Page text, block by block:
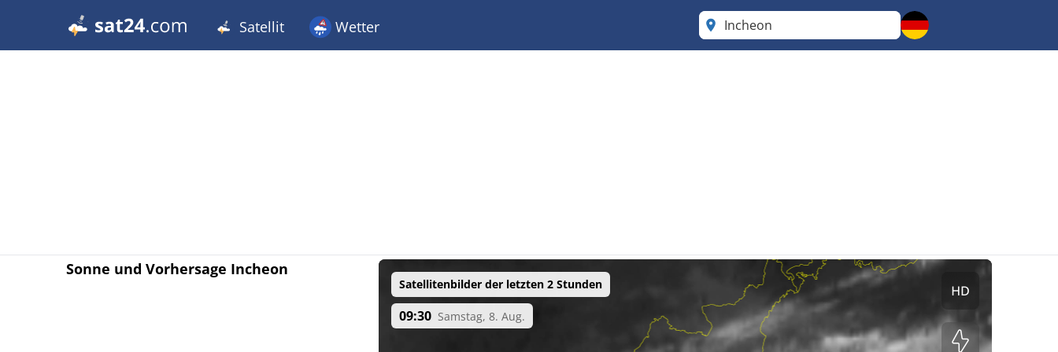
Satellit Wetter Incheon
Sonne und Vorhersage Incheon
Satellitenbilder der letzten 2 Stunden
09:30 Samstag, 8. Aug.